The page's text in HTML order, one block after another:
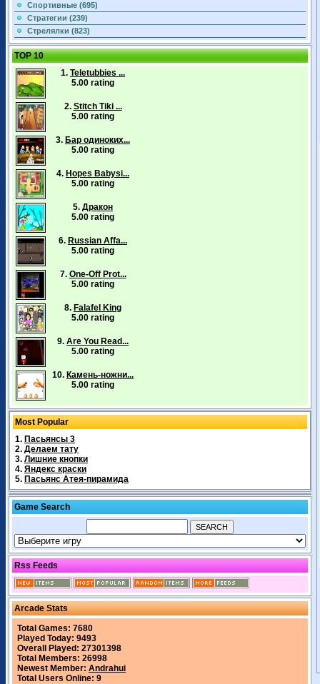
Спортивные (695)
Стратегии (239)
Стрелялки (823)
TOP 10
1. Teletubbies ...
5.00 rating
2. Stitch Tiki ...
5.00 rating
3. Бар одиноких...
5.00 rating
4. Hopes Babysi...
5.00 rating
5. Дракон
5.00 rating
6. Russian Affa...
5.00 rating
7. One-Off Prot...
5.00 rating
8. Falafel King
5.00 rating
9. Are You Read...
5.00 rating
10. Камень-ножни...
5.00 rating
Most Popular
1. Пасьянсы 3
2. Делаем тату
3. Лишние кнопки
4. Яндекс краски
5. Пасьянс Атея-пирамида
Game Search
Rss Feeds
Arcade Stats
Total Games: 7680
Played Today: 9493
Overall Played: 27301398
Total Members: 26998
Newest Member: Andrahui
Total Users Online: 9